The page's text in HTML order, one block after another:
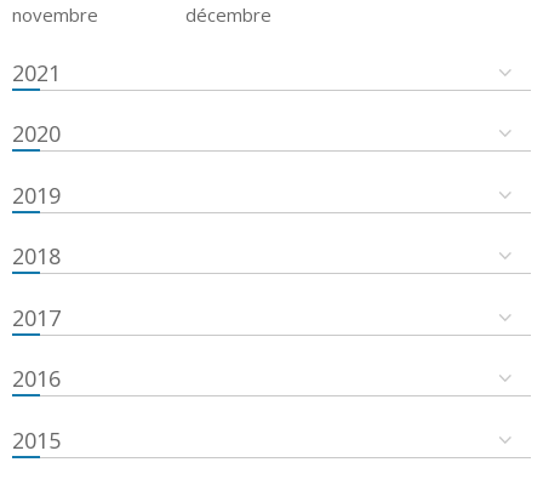
novembre
décembre
2021
2020
2019
2018
2017
2016
2015